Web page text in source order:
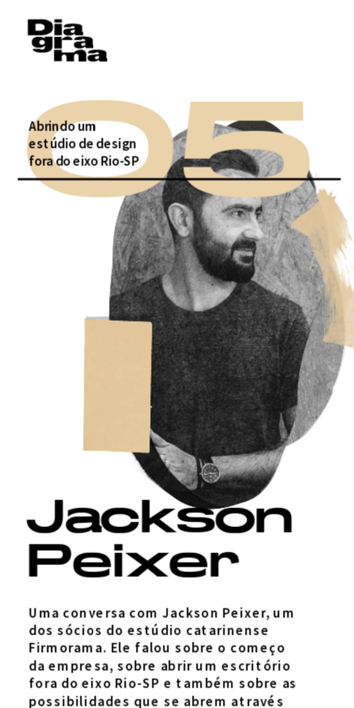
05
Abrindo um
estúdio de design
fora do eixo Rio-SP
Jackson
Peixer
Uma conversa com Jackson Peixer, um
dos sócios do estúdio catarinense
Firmorama. Ele falou sobre o começo
da empresa, sobre abrir um escritório
fora do eixo Rio-SP e também sobre as
possibilidades que se abrem através